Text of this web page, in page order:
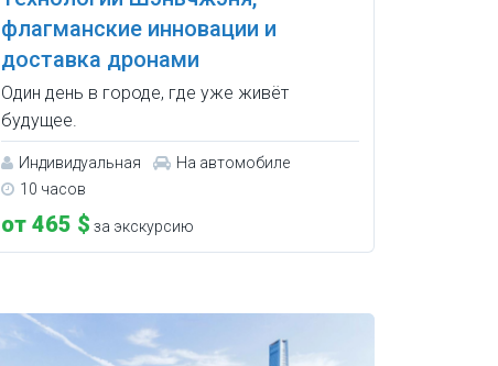
флагманские инновации и
доставка дронами
Один день в городе, где уже живёт
будущее.
Индивидуальная
На автомобиле
10 часов
от 465 $ за экскурсию